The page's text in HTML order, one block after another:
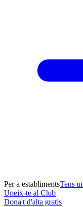
Per a establimentsTens
Uneix-te al Club
Dona't d'alta gratis